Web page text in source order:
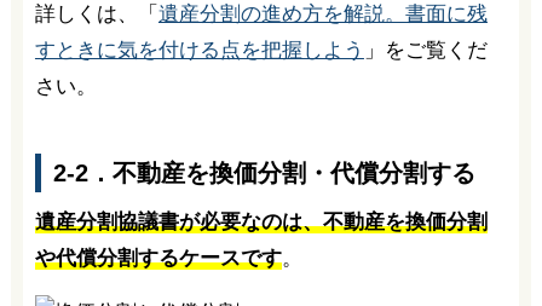
詳しくは、「 遺産分割の進め方を解説。書面に残
すときに気を付ける点を把握しよう 」をご覧くだ
さい。
2-2．不動産を換価分割・代償分割する
遺産分割協議書が必要なのは、不動産を換価分割
や代償分割するケースです。